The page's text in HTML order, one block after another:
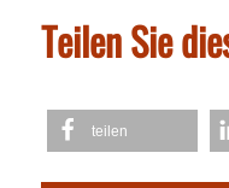
Teilen Sie
teilen